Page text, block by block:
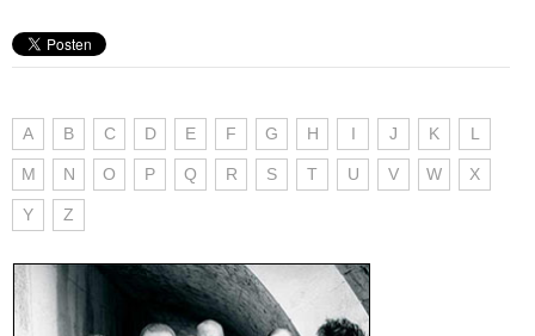
A B C D E F G H I J K L
M N O P Q R S T U V W X
Y Z